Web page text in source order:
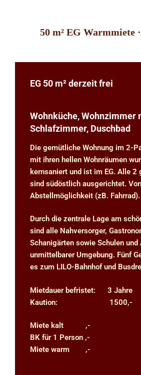
50 m² EG Warmmiete
EG 50 m² derzeit frei
Wohnküche, Wohnzimmer
Schlafzimmer, Duschbad
Die gemütliche Wohnung im 2-
mit ihren hellen Wohnräumen
kernsaniert und ist im EG. Alle 2
sind südöstlich ausgerichtet.
Abstellmöglichkeit (zB. Fahrrad).
Durch die zentrale Lage am
sind alle Nahversorger,
Schanigärten sowie Schulen und
unmittelbarer Umgebung. Fünf
es zum LILO-Bahnhof und
Mietdauer befristet: 3 Jahre
Kaution: 1500,-
Miete kalt ,-
BK für 1 Person ,-
Miete warm ,-